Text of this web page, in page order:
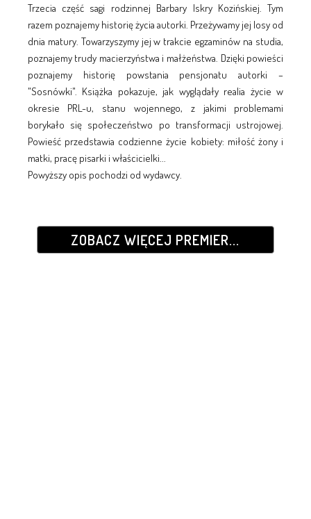
Trzecia część sagi rodzinnej Barbary Iskry Kozińskiej. Tym
razem poznajemy historię życia autorki. Przeżywamy jej losy od
dnia matury. Towarzyszymy jej w trakcie egzaminów na studia,
poznajemy trudy macierzyństwa i małżeństwa. Dzięki powieści
poznajemy historię powstania pensjonatu autorki –
"Sosnówki". Książka pokazuje, jak wyglądały realia życie w
okresie PRL-u, stanu wojennego, z jakimi problemami
borykało się społeczeństwo po transformacji ustrojowej.
Powieść przedstawia codzienne życie kobiety: miłość żony i
matki, pracę pisarki i właścicielki...
Powyższy opis pochodzi od wydawcy.
ZOBACZ WIĘCEJ PREMIER...